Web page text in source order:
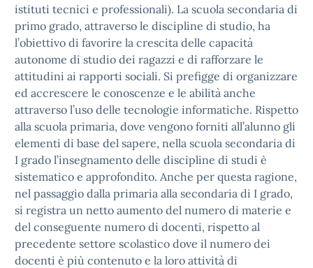
istituti tecnici e professionali). La scuola secondaria di
primo grado, attraverso le discipline di studio, ha
l’obiettivo di favorire la crescita delle capacità
autonome di studio dei ragazzi e di rafforzare le
attitudini ai rapporti sociali. Si prefigge di organizzare
ed accrescere le conoscenze e le abilità anche
attraverso l’uso delle tecnologie informatiche. Rispetto
alla scuola primaria, dove vengono forniti all’alunno gli
elementi di base del sapere, nella scuola secondaria di
I grado l’insegnamento delle discipline di studi è
sistematico e approfondito. Anche per questa ragione,
nel passaggio dalla primaria alla secondaria di I grado,
si registra un netto aumento del numero di materie e
del conseguente numero di docenti, rispetto al
precedente settore scolastico dove il numero dei
docenti è più contenuto e la loro attività di